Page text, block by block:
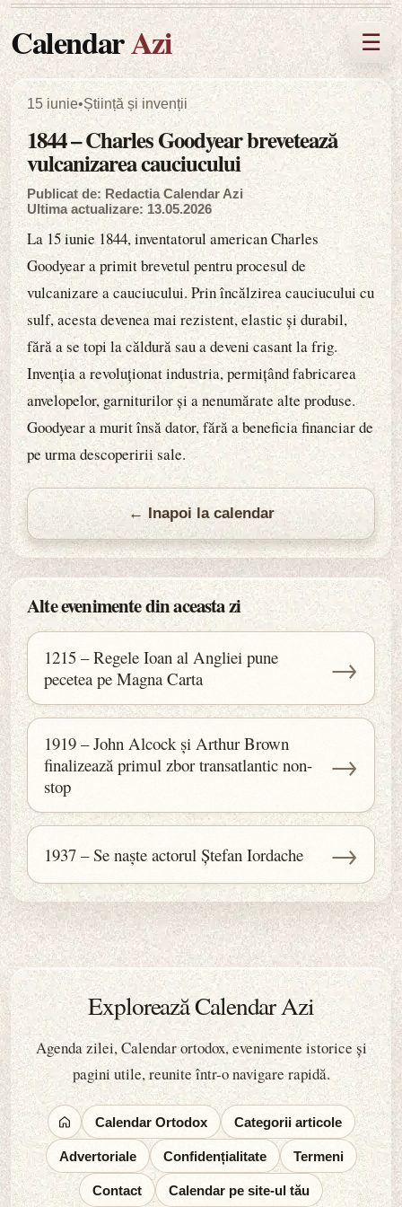
CalendarAzi ☰
15 iunie•Știință și invenții
1844 – Charles Goodyear brevetează
vulcanizarea cauciucului
Publicat de: Redactia Calendar Azi
Ultima actualizare: 13.05.2026
La 15 iunie 1844, inventatorul american Charles
Goodyear a primit brevetul pentru procesul de
vulcanizare a cauciucului. Prin încălzirea cauciucului cu
sulf, acesta devenea mai rezistent, elastic și durabil,
fără a se topi la căldură sau a deveni casant la frig.
Invenția a revoluționat industria, permițând fabricarea
anvelopelor, garniturilor și a nenumărate alte produse.
Goodyear a murit însă dator, fără a beneficia financiar de
pe urma descoperirii sale.
← Inapoi la calendar
Alte evenimente din aceasta zi
1215 – Regele Ioan al Angliei pune
pecetea pe Magna Carta
→
1919 – John Alcock și Arthur Brown
finalizează primul zbor transatlantic non-
stop
→
1937 – Se naște actorul Ștefan Iordache →
Explorează Calendar Azi
Agenda zilei, Calendar ortodox, evenimente istorice și
pagini utile, reunite într-o navigare rapidă.
Calendar Ortodox Categorii articole
Advertoriale Confidențialitate Termeni
Contact Calendar pe site-ul tău